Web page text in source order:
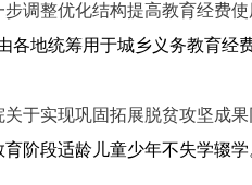
调整优化结构提高教育经费
地统筹用于城乡义务教育经
关于实现巩固拓展脱贫攻坚成
阶段适龄儿童少年不失学辍学